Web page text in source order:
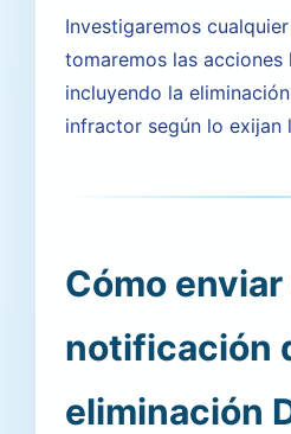
Investigaremos
tomaremos las acciones
incluyendo la
infractor según lo exijan
Cómo enviar
notificación
eliminación